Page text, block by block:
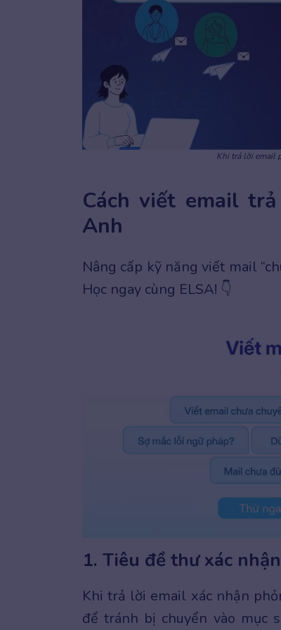
Khi trả lời email
Cách viết email
Anh
Nâng cấp kỹ năng viết mail
Học ngay cùng ELSA! 👇
1. Tiêu đề thư xác
Khi trả lời email xác nhận
để tránh bị chuyển vào mục